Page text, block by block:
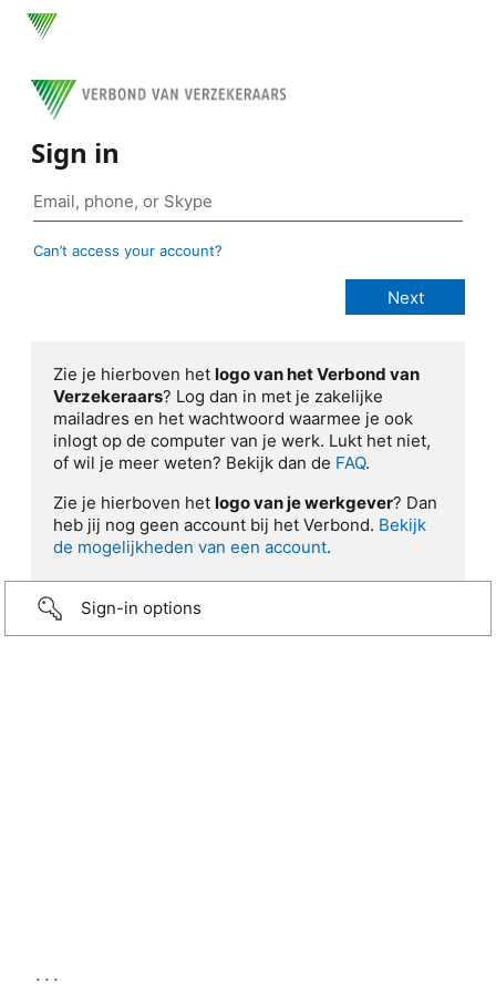
Sign in
Can’t access your account?
Zie je hierboven het logo van het Verbond van
Verzekeraars? Log dan in met je zakelijke
mailadres en het wachtwoord waarmee je ook
inlogt op de computer van je werk. Lukt het niet,
of wil je meer weten? Bekijk dan de FAQ.
Zie je hierboven het logo van je werkgever? Dan
heb jij nog geen account bij het Verbond. Bekijk
de mogelijkheden van een account.
Sign-in options
...